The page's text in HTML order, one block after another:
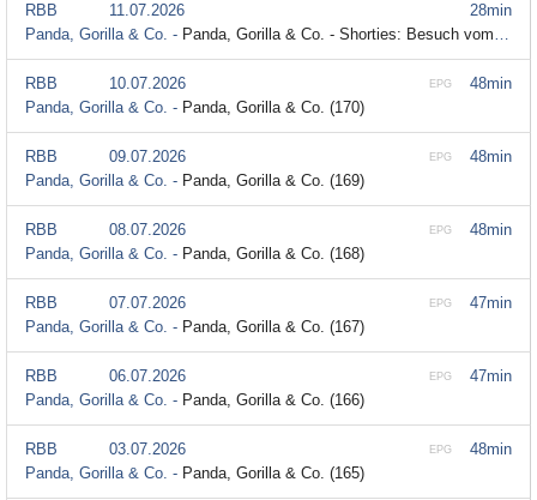
28min
RBB
11.07.2026
Panda, Gorilla & Co. - Panda, Gorilla & Co. - Shorties: Besuch vom Tierarzt (10)
48min
EPG
RBB
10.07.2026
Panda, Gorilla & Co. - Panda, Gorilla & Co. (170)
48min
EPG
RBB
09.07.2026
Panda, Gorilla & Co. - Panda, Gorilla & Co. (169)
48min
EPG
RBB
08.07.2026
Panda, Gorilla & Co. - Panda, Gorilla & Co. (168)
47min
EPG
RBB
07.07.2026
Panda, Gorilla & Co. - Panda, Gorilla & Co. (167)
47min
EPG
RBB
06.07.2026
Panda, Gorilla & Co. - Panda, Gorilla & Co. (166)
48min
EPG
RBB
03.07.2026
Panda, Gorilla & Co. - Panda, Gorilla & Co. (165)